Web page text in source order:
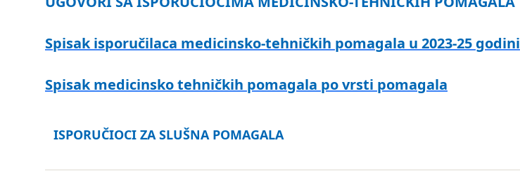
Spisak isporučilaca medicinsko-tehničkih pomagala u 2023-25 godini
Spisak medicinsko tehničkih pomagala po vrsti pomagala
ISPORUČIOCI ZA SLUŠNA POMAGALA